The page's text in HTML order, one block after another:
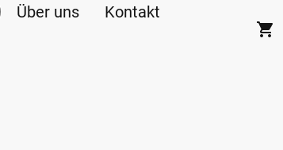
Über uns
Kontakt